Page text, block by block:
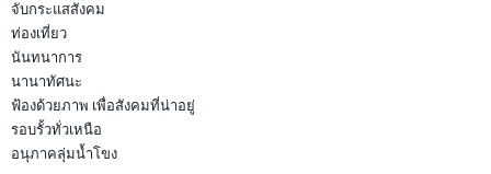
จับกระแสสังคม
ท่องเที่ยว
นันทนาการ
นานาทัศนะ
ฟ้องด้วยภาพ เพื่อสังคมที่น่าอยู่
รอบรั้วทั่วเหนือ
อนุภาคลุ่มน้ำโขง